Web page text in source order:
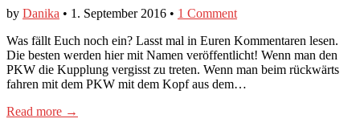
by Danika • 1. September 2016 • 1 Comment
Was fällt Euch noch ein? Lasst mal in Euren Kommentaren lesen.
Die besten werden hier mit Namen veröffentlicht! Wenn man den
PKW die Kupplung vergisst zu treten. Wenn man beim rückwärts
fahren mit dem PKW mit dem Kopf aus dem…
Read more →